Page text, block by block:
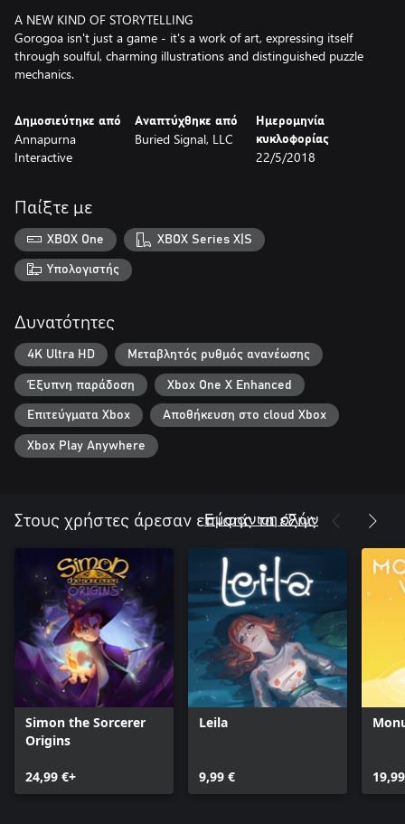
A NEW KIND OF STORYTELLING
Gorogoa isn't just a game - it's a work of art, expressing itself
through soulful, charming illustrations and distinguished puzzle
mechanics.
Δημοσιεύτηκε από
Annapurna
Interactive
Αναπτύχθηκε από
Buried Signal, LLC
Ημερομηνία
κυκλοφορίας
22/5/2018
Παίξτε με
XBOX One XBOX Series X|S
Υπολογιστής
Δυνατότητες
4K Ultra HD Μεταβλητός ρυθμός ανανέωσης
Έξυπνη παράδοση Xbox One X Enhanced
Επιτεύγματα Xbox Αποθήκευση στο cloud Xbox
Xbox Play Anywhere
Στους χρήστες άρεσαν επίσης τα εξής
Εμφάνιση όλων
Simon the Sorcerer
Origins
24,99 €+
Leila
9,99 €